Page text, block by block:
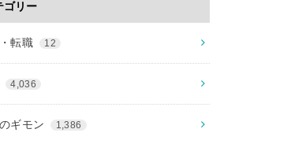
ゴリー
転職 12
4,036
ギモン 1,386